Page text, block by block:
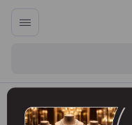
/ کلکسیون KO1 DKV3